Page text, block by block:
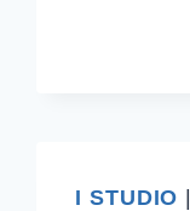
I STUDIO |